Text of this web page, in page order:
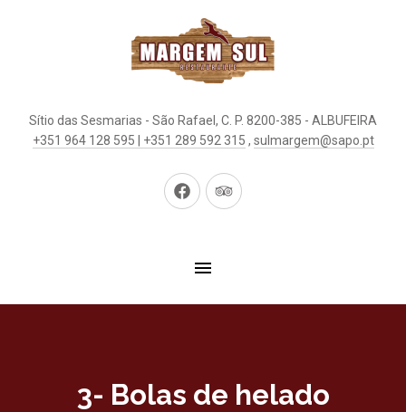
Sítio das Sesmarias - São Rafael, C. P. 8200-385 - ALBUFEIRA
+351 964 128 595 | +351 289 592 315 , sulmargem@sapo.pt
New
New
3- Bolas de helado